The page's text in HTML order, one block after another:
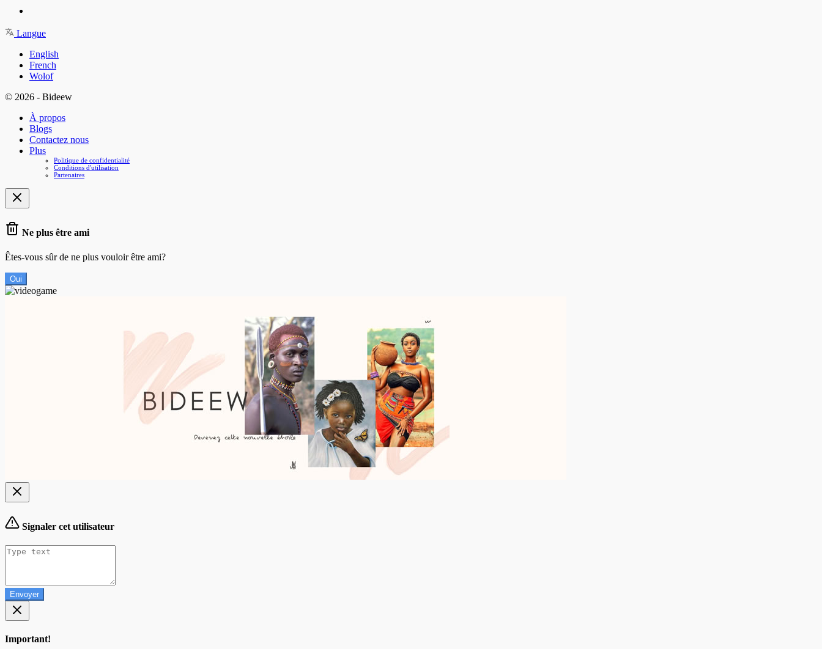
Langue
English
French
Wolof
© 2026 - Bideew
À propos
Blogs
Contactez nous
Plus
Politique de confidentialité
Conditions d'utilisation
Partenaires
Ne plus être ami
Êtes-vous sûr de ne plus vouloir être ami?
Oui
Signaler cet utilisateur
Envoyer
Important!